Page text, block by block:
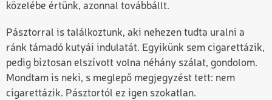
közelébe értünk, azonnal továbbállt.
Pásztorral is találkoztunk, aki nehezen tudta uralni a
ránk támadó kutyái indulatát. Egyikünk sem cigarettázik,
pedig biztosan elszívott volna néhány szálat, gondolom.
Mondtam is neki, s meglepő megjegyzést tett: nem
cigarettázik. Pásztortól ez igen szokatlan.